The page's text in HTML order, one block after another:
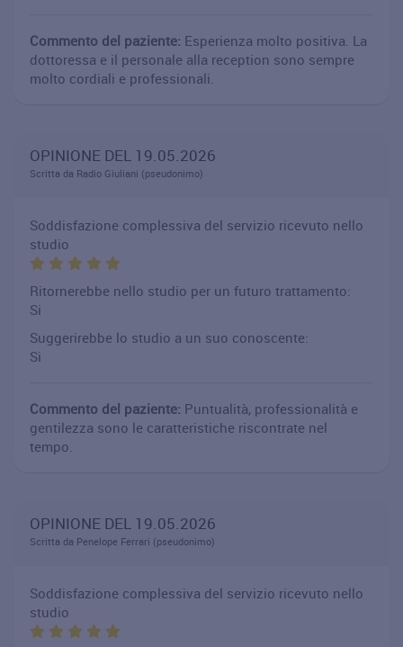
Commento del paziente: Esperienza molto positiva. La
dottoressa e il personale alla reception sono sempre
molto cordiali e professionali.
OPINIONE DEL 19.05.2026
Scritta da Radio Giuliani (pseudonimo)
Soddisfazione complessiva del servizio ricevuto nello
studio
Ritornerebbe nello studio per un futuro trattamento:
Si
Suggerirebbe lo studio a un suo conoscente:
Si
Commento del paziente: Puntualità, professionalità e
gentilezza sono le caratteristiche riscontrate nel
tempo.
OPINIONE DEL 19.05.2026
Scritta da Penelope Ferrari (pseudonimo)
Soddisfazione complessiva del servizio ricevuto nello
studio